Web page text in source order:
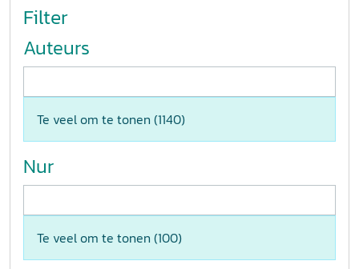
Filter
Auteurs
Te veel om te tonen (1140)
Nur
Te veel om te tonen (100)